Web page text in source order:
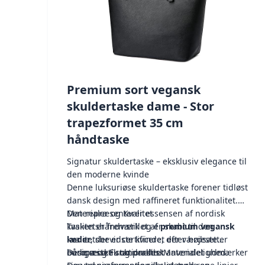
Premium sort vegansk
skuldertaske dame - Stor
trapezformet 35 cm
håndtaske
Signatur skuldertaske – eksklusiv elegance til
den moderne kvinde
Denne luksuriøse skuldertaske forener tidløst
dansk design med raffineret funktionalitet.
Den repræsenterer essensen af nordisk
kvalitetshåndværk og er skabt til den
kvalitetsbevidste kvinde, der værdsætter
både æstetik og praktisk anvendelighed.
Materialer og Kvalitet
Tasken er fremstillet afpremium vegansk
læder, der er certificeret efter højeste
europæiske standarder. Materialet udmærker
Design og Funktionalitet